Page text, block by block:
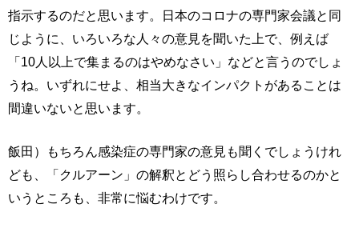
指示するのだと思います。日本のコロナの専門家会議と同
じように、いろいろな人々の意見を聞いた上で、例えば
「10人以上で集まるのはやめなさい」などと言うのでしょ
うね。いずれにせよ、相当大きなインパクトがあることは
間違いないと思います。
飯田）もちろん感染症の専門家の意見も聞くでしょうけれ
ども、「クルアーン」の解釈とどう照らし合わせるのかと
いうところも、非常に悩むわけです。